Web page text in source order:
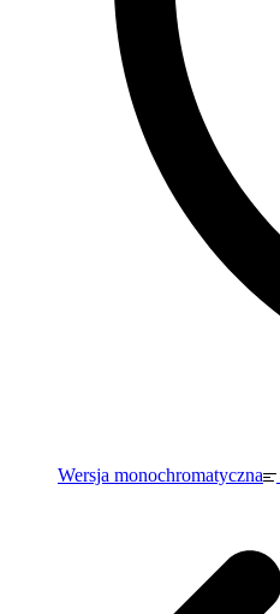
Wersja monochromatyczna